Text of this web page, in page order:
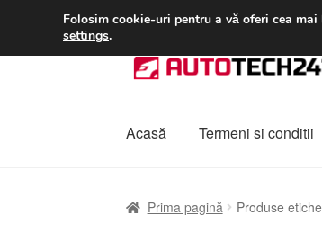
LIVRARE de la 33 lei
Sari
la
Sari
la
Acasă Termeni si conditii
Prima pagină Produse
Folosim cookie-uri pentru a vă oferi cea
settings.